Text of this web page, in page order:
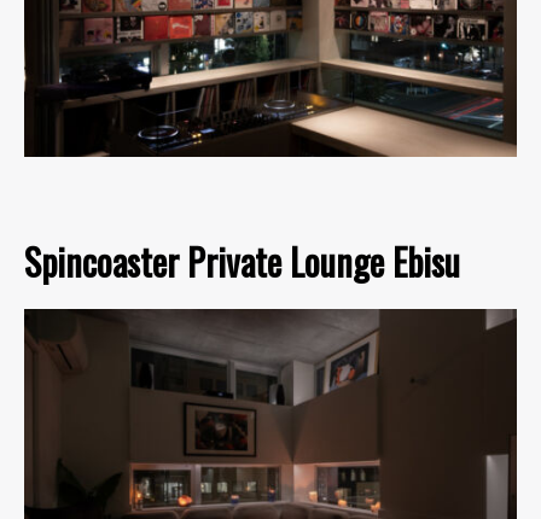
Spincoaster Private Lounge Ebisu